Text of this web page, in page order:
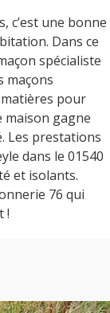
c’est une bonne
Dans ce
spécialiste
maçons
pour
maison gagne
Les prestations
dans le 01540
et isolants.
76 qui
!